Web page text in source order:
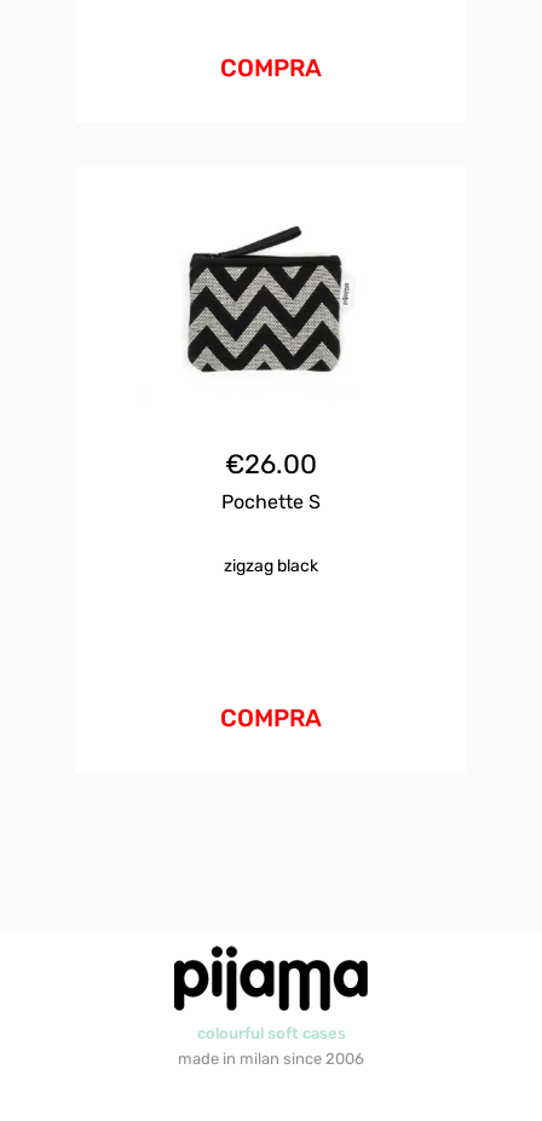
COMPRA
€26.00
Pochette S
zigzag black
COMPRA
colourful soft cases
made in milan since 2006